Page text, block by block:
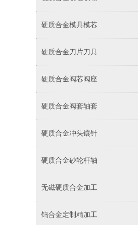
硬质合金模具模芯
硬质合金刀片刀具
硬质合金阀芯阀座
硬质合金阀套轴套
硬质合金冲头镶针
硬质合金砂轮杆轴
无磁硬质合金加工
钨合金定制精加工